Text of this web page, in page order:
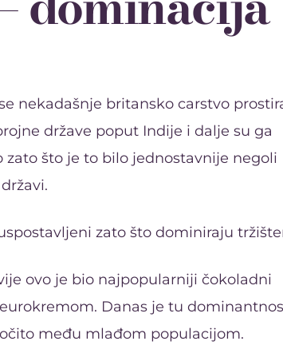
nekadašnje britansko carstvo
države poput Indije i dalje su ga
što je to bilo jednostavnije negoli
zato što dominiraju
ovo je bio najpopularniji čokoladni
Danas je tu
među mlađom populacijom.